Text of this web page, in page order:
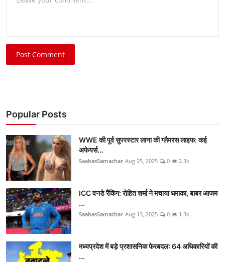
Post Comment
Popular Posts
WWE की पूर्व सुपरस्टार लाना की ग्लैमरस लाइफ: कई
अफेयर्स...
SaahasSamachar Aug 25, 2025 0 2.3k
ICC वनडे रैंकिंग: रोहित शर्मा ने मचाया धमाका, बाबर आजम
...
SaahasSamachar Aug 13, 2025 0 1.3k
मध्यप्रदेश में बड़े प्रशासनिक फेरबदल: 64 अधिकारियों की
...